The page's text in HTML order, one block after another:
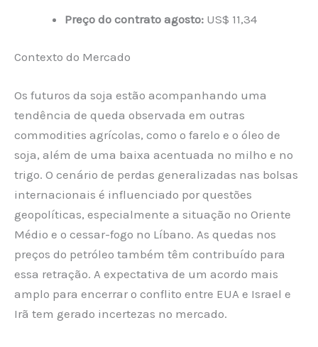
Preço do contrato agosto: US$ 11,34
Contexto do Mercado
Os futuros da soja estão acompanhando uma
tendência de queda observada em outras
commodities agrícolas, como o farelo e o óleo de
soja, além de uma baixa acentuada no milho e no
trigo. O cenário de perdas generalizadas nas bolsas
internacionais é influenciado por questões
geopolíticas, especialmente a situação no Oriente
Médio e o cessar-fogo no Líbano. As quedas nos
preços do petróleo também têm contribuído para
essa retração. A expectativa de um acordo mais
amplo para encerrar o conflito entre EUA e Israel e
Irã tem gerado incertezas no mercado.